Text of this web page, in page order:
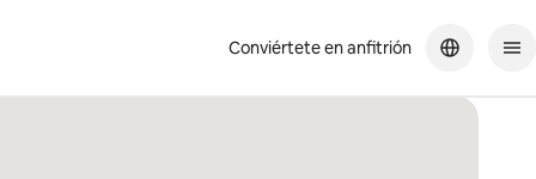
Conviértete en anfitrión